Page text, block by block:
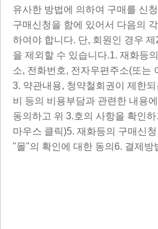
유사한 방법에 의하여 구매를 신
구매신청을 함에 있어서 다음의
하여야 합니다. 단, 회원인 경우
을 제외할 수 있습니다.1. 재화등
소, 전화번호, 전자우편주소(또는
3. 약관내용, 청약철회권이 제한되
비 등의 비용부담과 관련한 내용
동의하고 위 3.호의 사항을 확인
마우스 클릭)5. 재화등의 구매신
"몰"의 확인에 대한 동의6. 결제방